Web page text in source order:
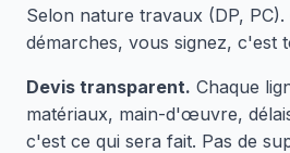
Selon nature travaux (DP, PC).
démarches, vous signez, c'est
Devis transparent. Chaque
matériaux, main-d'œuvre,
c'est ce qui sera fait. Pas de